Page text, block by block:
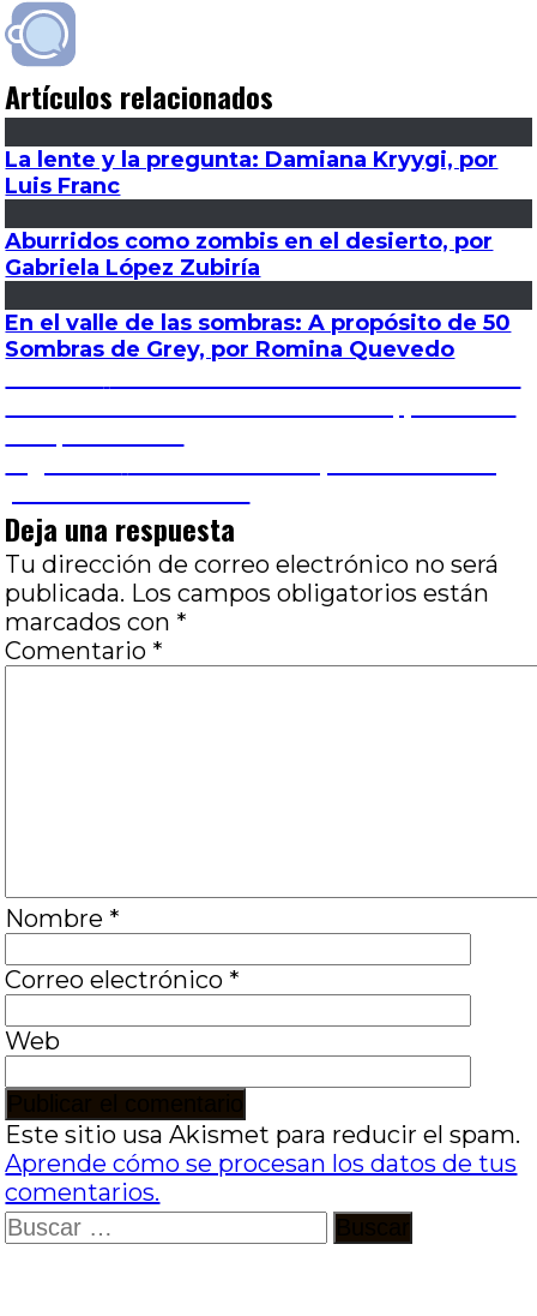
Artículos relacionados
La lente y la pregunta: Damiana Kryygi, por
Luis Franc
Aburridos como zombis en el desierto, por
Gabriela López Zubiría
En el valle de las sombras: A propósito de 50
Sombras de Grey, por Romina Quevedo
Navegación
de
entradas
Deja una respuesta
Tu dirección de correo electrónico no será
publicada. Los campos obligatorios están
marcados con *
Comentario *
Nombre *
Correo electrónico *
Web
Este sitio usa Akismet para reducir el spam.
Aprende cómo se procesan los datos de tus
comentarios.
Buscar: